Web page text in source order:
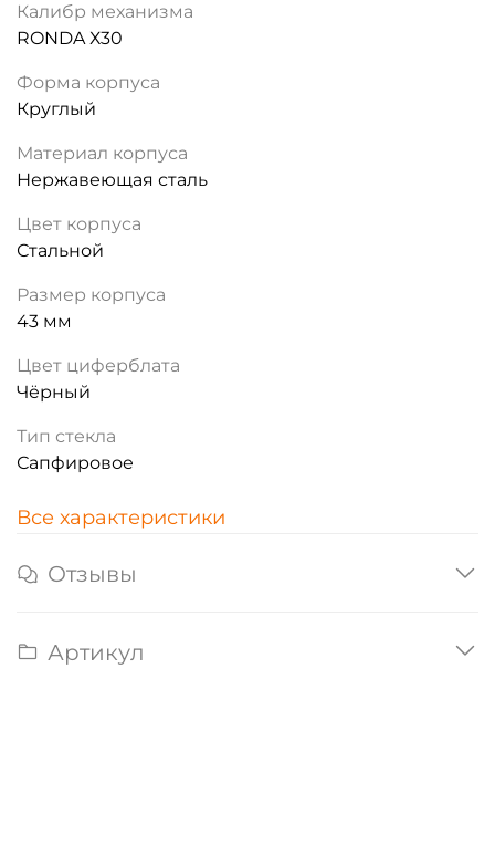
Калибр механизма
RONDA Х30
Форма корпуса
Круглый
Материал корпуса
Нержавеющая сталь
Цвет корпуса
Стальной
Размер корпуса
43 мм
Цвет циферблата
Чёрный
Тип стекла
Сапфировое
Все характеристики
Отзывы
Артикул